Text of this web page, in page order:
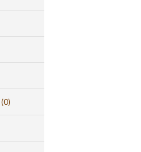
(0)